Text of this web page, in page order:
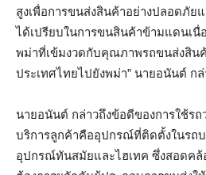
สูงเพื่อการขนส่งสินค้าอย่างปลอดภั
ได้เปรียบในการขนสินค้าข้ามแดนเนื่
พม่าที่เข้มงวดกับคุณภาพรถขนส่งสิน
ประเทศไทยไปยังพม่า” นายอนันต์ กล่
นายอนันต์ กล่าวถึงข้อดีของการใช้รถ
บริการลูกค้าคืออุปกรณ์ที่ติดตั้งในรถ
อุปกรณ์ทันสมัยและไฮเทค ซึ่งสอดคล้